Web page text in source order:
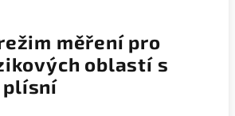
měření pro
oblastí s
plísní